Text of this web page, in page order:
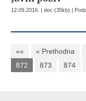
12.09.2016. | doc (35kb) |
«« « Prethodna
872
873 874